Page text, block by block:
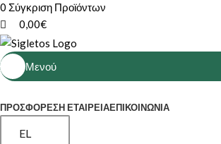
0 Σύγκριση Προϊόντων
0,00€
Μενού
ΠΡΟΣΦΟΡΕΣΗ ΕΤΑΙΡΕΊΑΕΠΙΚΟΙΝΩΝΊΑ
EL